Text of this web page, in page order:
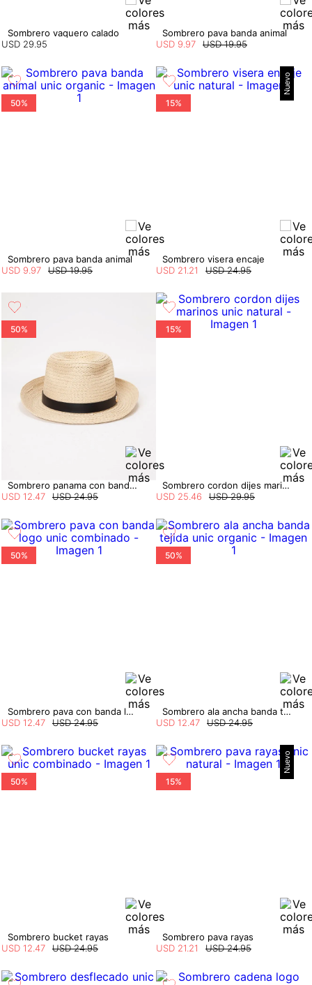
Sombrero vaquero calado
USD 29.95
Sombrero pava banda animal
USD 19.95
USD 9.97
50%
Sombrero pava banda animal
USD 19.95
USD 9 97
Nuevo
15%
Sombrero visera encaje
USD 24.95
USD 21 21
50%
Sombrero panama con banda con herrajes
USD 24.95
USD 12 47
15%
Sombrero cordon dijes marinos
USD 29.95
USD 25 46
50%
Sombrero pava con banda logo
USD 24.95
USD 12 47
50%
Sombrero ala ancha banda tejida
USD 24.95
USD 12 47
50%
Sombrero bucket rayas
USD 24.95
USD 12.47
Nuevo
15%
Sombrero pava rayas
USD 24.95
USD 21.21